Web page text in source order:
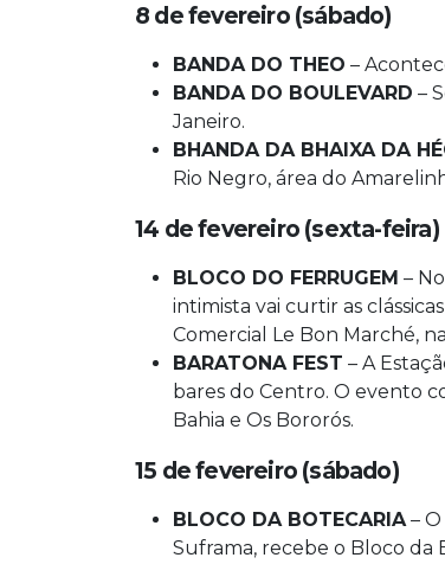
8 de fevereiro (sábado)
BANDA DO THEO –
BANDA DO BOULEVARD –
Janeiro.
BHANDA DA BHAIXA DA
Rio Negro, área do
14 de fevereiro (sexta-feira)
BLOCO DO FERRUGEM –
intimista vai curtir as
Comercial Le Bon Marché,
BARATONA FEST – A
bares do Centro. O evento
Bahia e Os Bororós.
15 de fevereiro (sábado)
BLOCO DA BOTECARIA– O
Suframa, recebe o Bloco da